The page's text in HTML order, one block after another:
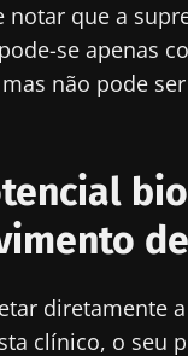
notar que a
se apenas
não pode
diretamente
clínico, o seu
e deixar
receber mais